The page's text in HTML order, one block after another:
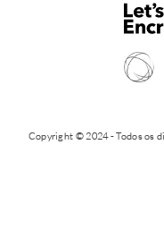
Copyright © 2024 - Todos os